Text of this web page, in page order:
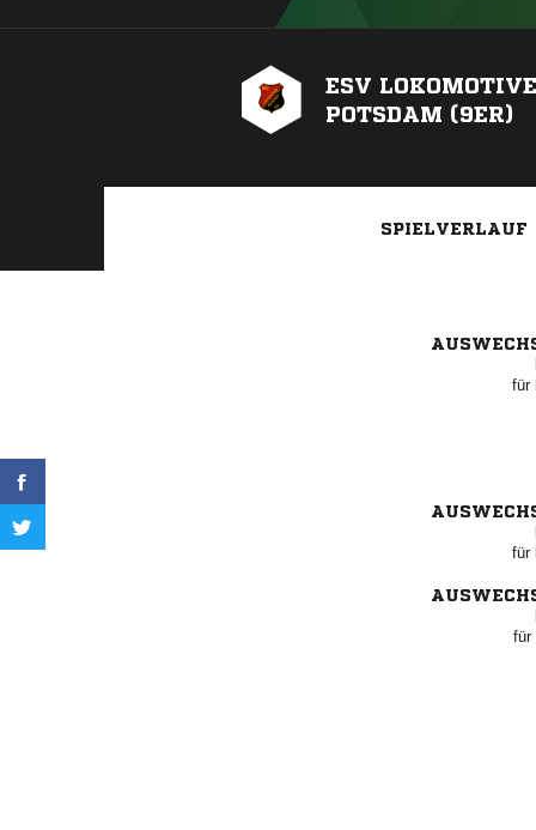
ESV LOKOMOTIVE
POTSDAM (9ER)
SPIELVERLAUF
für
für
für